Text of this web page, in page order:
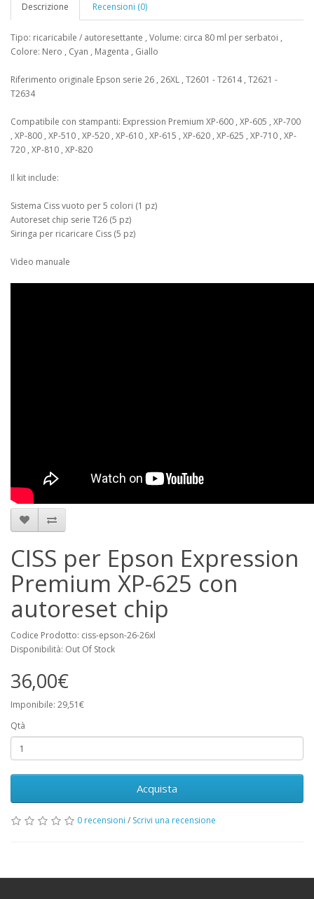
Descrizione Recensioni (0)
Tipo: ricaricabile / autoresettante , Volume: circa 80 ml per serbatoi ,
Colore: Nero , Cyan , Magenta , Giallo
Riferimento originale Epson serie 26 , 26XL , T2601 - T2614 , T2621 -
T2634
Compatibile con stampanti: Expression Premium XP-600 , XP-605 , XP-700
, XP-800 , XP-510 , XP-520 , XP-610 , XP-615 , XP-620 , XP-625 , XP-710 , XP-
720 , XP-810 , XP-820
Il kit include:
Sistema Ciss vuoto per 5 colori (1 pz)
Autoreset chip serie T26 (5 pz)
Siringa per ricaricare Ciss (5 pz)
Video manuale
CISS per Epson Expression
Premium XP-625 con
autoreset chip
Codice Prodotto: ciss-epson-26-26xl
Disponibilità: Out Of Stock
36,00€
Imponibile: 29,51€
Qtà
Acquista
0 recensioni / Scrivi una recensione